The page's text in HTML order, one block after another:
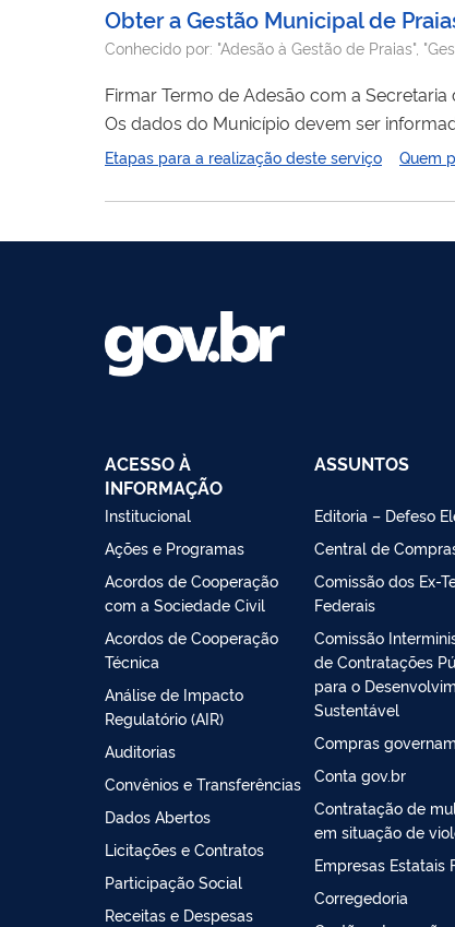
Obter a Gestão Municipal de
Conhecido por: "Adesão à Gestão de Praias",
Firmar Termo de Adesão com a
Os dados do Município devem ser
Etapas para a realização deste serviço Quem
ACESSO À
INFORMAÇÃO
Institucional
Ações e Programas
Acordos de Cooperação
com a Sociedade Civil
Acordos de Cooperação
Técnica
Análise de Impacto
Regulatório (AIR)
Auditorias
Convênios e Transferências
Dados Abertos
Licitações e Contratos
Participação Social
Receitas e Despesas
ASSUNTOS
Editoria – Defeso
Central de
Comissão dos Ex-
Federais
Comissão
de Contratações
para o
Sustentável
Compras
Conta gov.br
Contratação de
em situação de
Empresas Estatais
Corregedoria